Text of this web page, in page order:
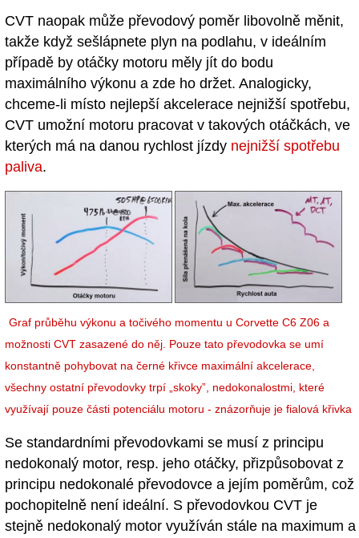
CVT naopak může převodový poměr libovolně měnit,
takže když sešlápnete plyn na podlahu, v ideálním
případě by otáčky motoru měly jít do bodu
maximálního výkonu a zde ho držet. Analogicky,
chceme-li místo nejlepší akcelerace nejnižší spotřebu,
CVT umožní motoru pracovat v takových otáčkách, ve
kterých má na danou rychlost jízdy nejnižší spotřebu
paliva.
Graf průběhu výkonu a točivého momentu u Corvette C6 Z06 a
možnosti CVT zasazené do něj. Pouze tato převodovka se umí
konstantně pohybovat na černé křivce maximální akcelerace,
všechny ostatní převodovky trpí „skoky”, nedokonalostmi, které
využívají pouze části potenciálu motoru - znázorňuje je fialová křivka
Se standardními převodovkami se musí z principu
nedokonalý motor, resp. jeho otáčky, přizpůsobovat z
principu nedokonalé převodovce a jejím poměrům, což
pochopitelně není ideální. S převodovkou CVT je
stejně nedokonalý motor využíván stále na maximum a